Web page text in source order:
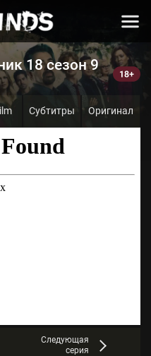
18 сезон 9
Субтитры Оригинал
Следующая
серия